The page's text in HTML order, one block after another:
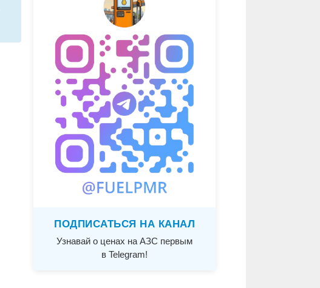
ПОДПИСАТЬСЯ НА КАНАЛ
Узнавай о ценах на АЗС первым
в Telegram!